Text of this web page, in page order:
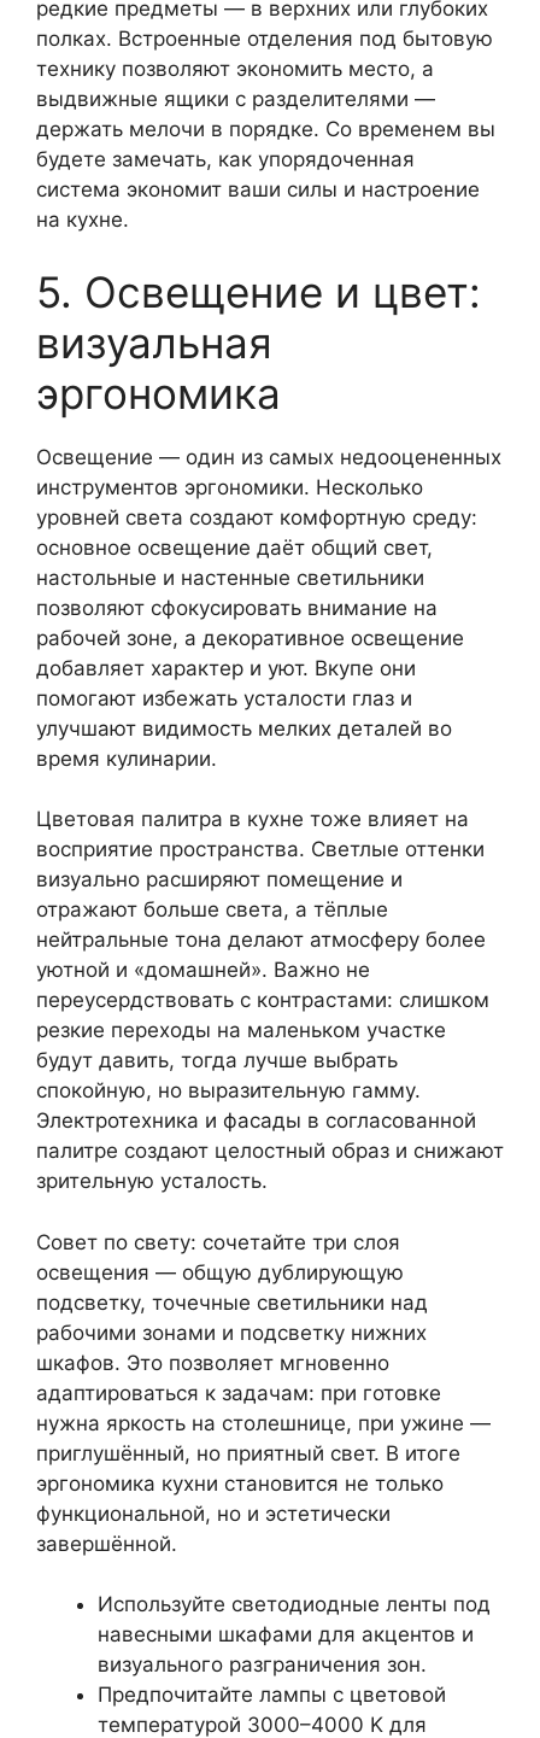
редкие предметы — в верхних или глубоких
полках. Встроенные отделения под бытовую
технику позволяют экономить место, а
выдвижные ящики с разделителями —
держать мелочи в порядке. Со временем вы
будете замечать, как упорядоченная
система экономит ваши силы и настроение
на кухне.
5. Освещение и цвет:
визуальная
эргономика
Освещение — один из самых недооцененных
инструментов эргономики. Несколько
уровней света создают комфортную среду:
основное освещение даёт общий свет,
настольные и настенные светильники
позволяют сфокусировать внимание на
рабочей зоне, а декоративное освещение
добавляет характер и уют. Вкупе они
помогают избежать усталости глаз и
улучшают видимость мелких деталей во
время кулинарии.
Цветовая палитра в кухне тоже влияет на
восприятие пространства. Светлые оттенки
визуально расширяют помещение и
отражают больше света, а тёплые
нейтральные тона делают атмосферу более
уютной и «домашней». Важно не
переусердствовать с контрастами: слишком
резкие переходы на маленьком участке
будут давить, тогда лучше выбрать
спокойную, но выразительную гамму.
Электротехника и фасады в согласованной
палитре создают целостный образ и снижают
зрительную усталость.
Совет по свету: сочетайте три слоя
освещения — общую дублирующую
подсветку, точечные светильники над
рабочими зонами и подсветку нижних
шкафов. Это позволяет мгновенно
адаптироваться к задачам: при готовке
нужна яркость на столешнице, при ужине —
приглушённый, но приятный свет. В итоге
эргономика кухни становится не только
функциональной, но и эстетически
завершённой.
Используйте светодиодные ленты под
навесными шкафами для акцентов и
визуального разграничения зон.
Предпочитайте лампы с цветовой
температурой 3000–4000 K для